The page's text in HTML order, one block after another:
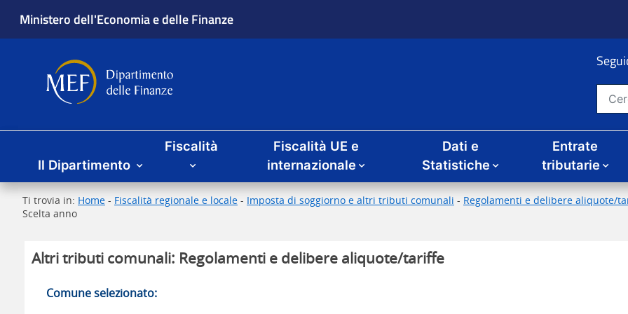
Ministero dell'Economia e delle Finanze
Dipartimento delle Finanze Cerca nel
Menu principale
Il Dipartimento
Fiscalità
Fiscalità UE e
internazionale
Dati e
Statistiche
Entrate
tributarie
Ti trovia in: Home - Fiscalità regionale e locale - Imposta di soggiorno e altri tributi comunali - Regolamenti e delibere aliquote/
Scelta anno
Altri tributi comunali: Regolamenti e delibere aliquote/tariffe
Comune selezionato: